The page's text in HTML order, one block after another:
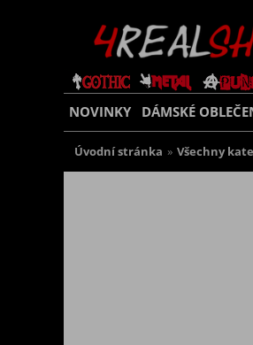
NOVINKY DÁMSKÉ
Úvodní stránka » Všechny